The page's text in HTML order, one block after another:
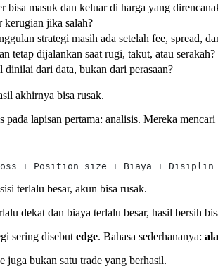
bisa masuk dan keluar di harga yang
kerugian jika salah?
strategi masih ada setelah fee, spread,
tetap dijalankan saat rugi, takut, atau serakah?
dinilai dari data, bukan dari perasaan?
akhirnya bisa rusak.
pada lapisan pertama: analisis. Mereka
+ Position size + Biaya + Disiplin
terlalu besar, akun bisa rusak.
dekat dan biaya terlalu besar, hasil bersih
sering disebut edge. Bahasa sederhananya:
juga bukan satu trade yang berhasil.